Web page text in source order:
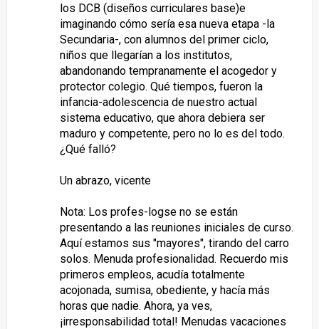
los DCB (diseños curriculares base)e
imaginando cómo sería esa nueva etapa -la
Secundaria-, con alumnos del primer ciclo,
niños que llegarían a los institutos,
abandonando tempranamente el acogedor y
protector colegio. Qué tiempos, fueron la
infancia-adolescencia de nuestro actual
sistema educativo, que ahora debiera ser
maduro y competente, pero no lo es del todo.
¿Qué falló?
Un abrazo, vicente
Nota: Los profes-logse no se están
presentando a las reuniones iniciales de curso.
Aquí estamos sus "mayores", tirando del carro
solos. Menuda profesionalidad. Recuerdo mis
primeros empleos, acudía totalmente
acojonada, sumisa, obediente, y hacía más
horas que nadie. Ahora, ya ves,
¡irresponsabilidad total! Menudas vacaciones